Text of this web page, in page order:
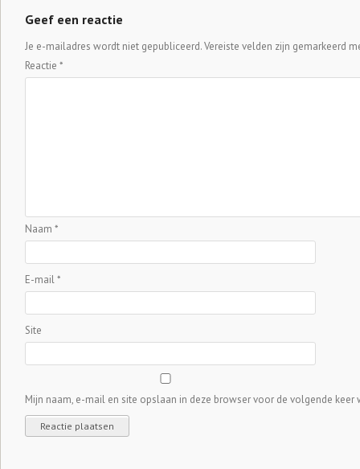
Geef een reactie
Je e-mailadres wordt niet gepubliceerd.Vereiste velden zijn gemarkeerd
Reactie *
Naam *
E-mail*
Site
Mijn naam, e-mail en site opslaan in deze browser voor de volgende keer